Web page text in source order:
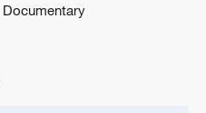
Documentary